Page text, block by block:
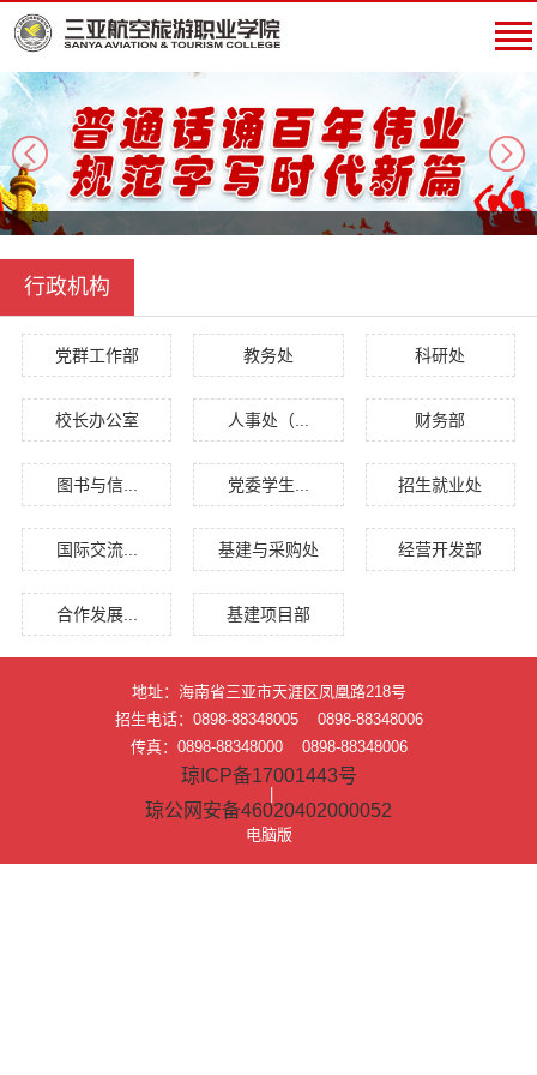
next
行政机构
党群工作部 教务处 科研处
校长办公室 人事处（... 财务部
图书与信... 党委学生... 招生就业处
国际交流... 基建与采购处 经营开发部
合作发展... 基建项目部
地址：海南省三亚市天涯区凤凰路218号
招生电话：0898-88348005 0898-88348006
传真：0898-88348000 0898-88348006
琼ICP备17001443号
琼公网安备46020402000052
电脑版